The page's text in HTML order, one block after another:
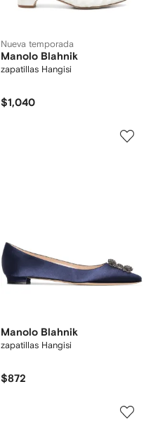
Nueva temporada
Manolo Blahnik
zapatillas Hangisi
$1,040
Manolo Blahnik
zapatillas Hangisi
$872